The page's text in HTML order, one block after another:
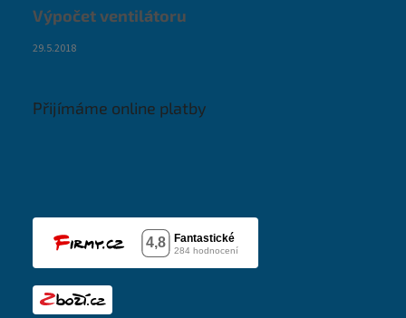
Výpočet ventilátoru
29.5.2018
Přijímáme online platby